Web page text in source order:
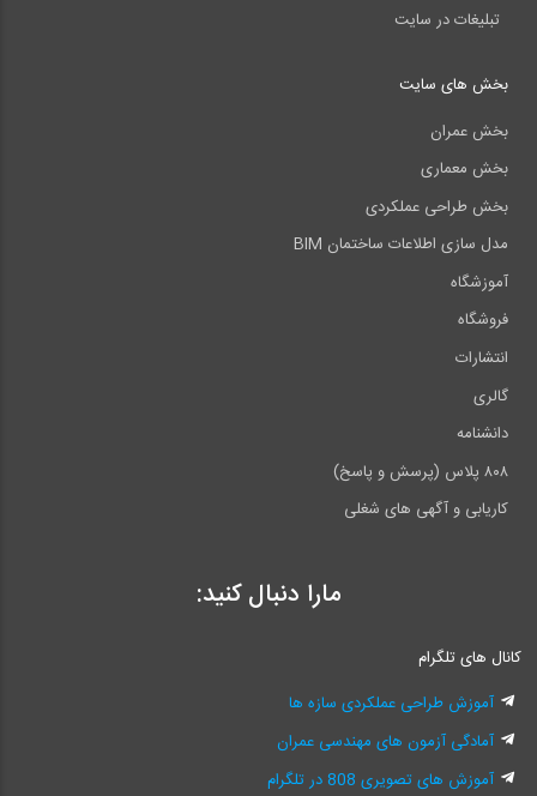
تبلیغات در سایت
بخش های سایت
بخش عمران
بخش معماری
بخش طراحی عملکردی
مدل سازی اطلاعات ساختمان BIM
آموزشگاه
فروشگاه
انتشارات
گالری
دانشنامه
۸۰۸ پلاس (پرسش و پاسخ)
کاریابی و آگهی های شغلی
مارا دنبال کنید:
کانال های تلگرام
آموزش طراحی عملکردی سازه ها
آمادگی آزمون های مهندسی عمران
آموزش های تصویری 808 در تلگرام